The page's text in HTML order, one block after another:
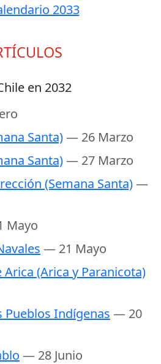
2033
en 2032
Santa)— 26 Marzo
Santa)— 27 Marzo
(Semana Santa)—
Mayo
— 21 Mayo
Arica (Arica y Paranicota)
Pueblos Indígenas — 20
— 28 Junio